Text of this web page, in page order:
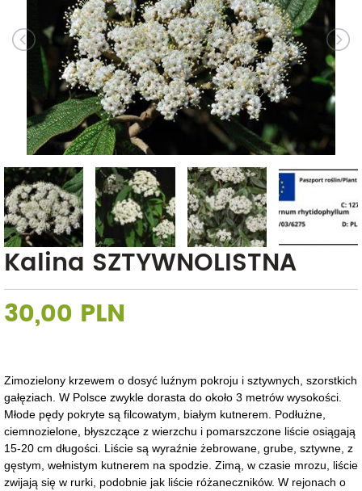
Kalina SZTYWNOLISTNA
30,00 PLN
Zimozielony krzewem o dosyć luźnym pokroju i sztywnych, szorstkich
gałęziach. W Polsce zwykle dorasta do około 3 metrów wysokości.
Młode pędy pokryte są filcowatym, białym kutnerem. Podłużne,
ciemnozielone, błyszczące z wierzchu i pomarszczone liście osiągają
15-20 cm długości. Liście są wyraźnie żebrowane, grube, sztywne, z
gęstym, wełnistym kutnerem na spodzie. Zimą, w czasie mrozu, liście
zwijają się w rurki, podobnie jak liście różaneczników. W rejonach o